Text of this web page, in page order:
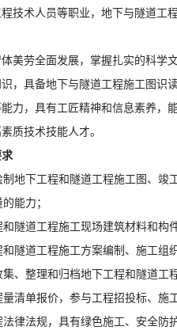
技术人员等职业，地下与隧道工
美劳全面发展，掌握扎实的科学
，具备地下与隧道工程施工图识
力，具有工匠精神和信息素养，
质技术技能人才。
地下工程和隧道工程施工图、竣
能力；
隧道工程施工现场建筑材料和构
隧道工程施工方案编制、施工组
、整理和归档地下工程和隧道工
清单报价，参与工程招投标、施
律法规，具有绿色施工、安全防